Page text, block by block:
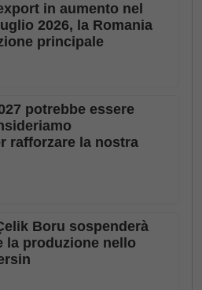
in aumento nel
2026, la Romania
principale
potrebbe essere
rafforzare la nostra
Boru sospenderà
la produzione nello